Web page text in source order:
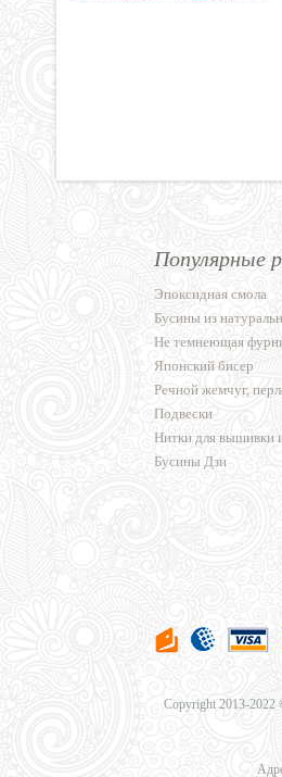
Популярные
Эпоксидная смола
Бусины из
Не темнеющая
Японский бисер
Речной жемчуг,
Подвески
Нитки для вышивки
Бусины Дзи
Copyright 2013-2022